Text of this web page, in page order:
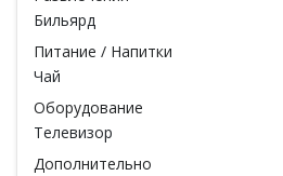
Бильярд
Питание / Напитки
Чай
Оборудование
Телевизор
Дополнительно